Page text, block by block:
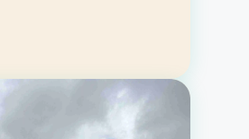
ou formules
Activités :